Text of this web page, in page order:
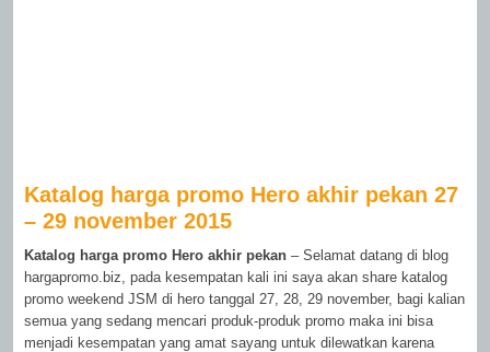
Katalog harga promo Hero akhir pekan 27
– 29 november 2015
Katalog harga promo Hero akhir pekan – Selamat datang di blog
hargapromo.biz, pada kesempatan kali ini saya akan share katalog
promo weekend JSM di hero tanggal 27, 28, 29 november, bagi kalian
semua yang sedang mencari produk-produk promo maka ini bisa
menjadi kesempatan yang amat sayang untuk dilewatkan karena